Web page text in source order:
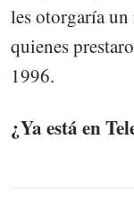
les otorgaría
quienes
1996.
¿Ya está en